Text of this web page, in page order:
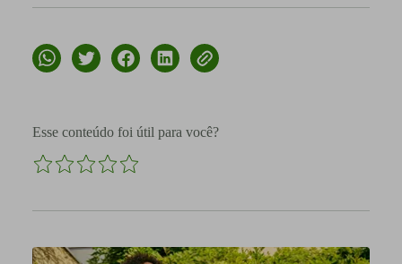
Esse conteúdo foi útil para você?